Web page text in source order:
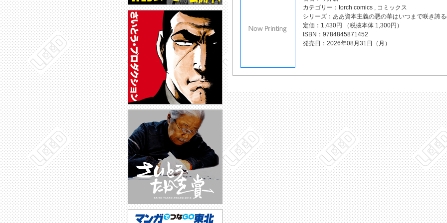
カテゴリー
torch comics , コミックス
シリーズ
ああ資本主義の悪の華はいつまで咲き誇
定価
1,430円 （税抜本体 1,300円）
ISBN
9784845871452
発売日
2026年08月31日（月）